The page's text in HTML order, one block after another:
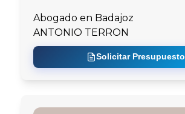
Abogado en Badajoz
ANTONIO TERRON
Solicitar Presupuesto